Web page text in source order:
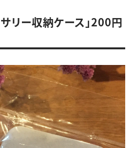
リー収納ケース」200円